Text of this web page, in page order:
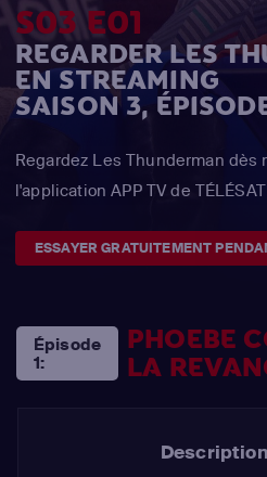
S03 E01
REGARDER LES
EN STREAMING
SAISON 3,
Regardez Les Thunderman dès
l'application APP TV de TÉLÉSAT
ESSAYER GRATUITEMENT
Épisode
1:
PHOEBE
LA